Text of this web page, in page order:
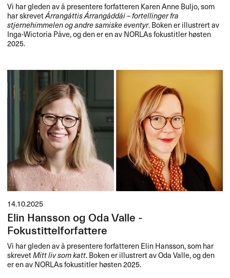
Vi har gleden av å presentere forfatteren Karen Anne Buljo, som
har skrevetÁrrangáttis Árrangáddái – fortellinger fra
stjernehimmelen og andre samiske eventyr. Boken er illustrert av
Inga-Wictoria Påve, og den er en av NORLAs fokustitler høsten
2025.
14.10.2025
Elin Hansson og Oda Valle -
Fokustittelforfattere
Vi har gleden av å presentere forfatteren Elin Hansson, som har
skrevetMitt liv som katt. Boken er illustrert av Oda Valle, og den
er en av NORLAs fokustitler høsten 2025.